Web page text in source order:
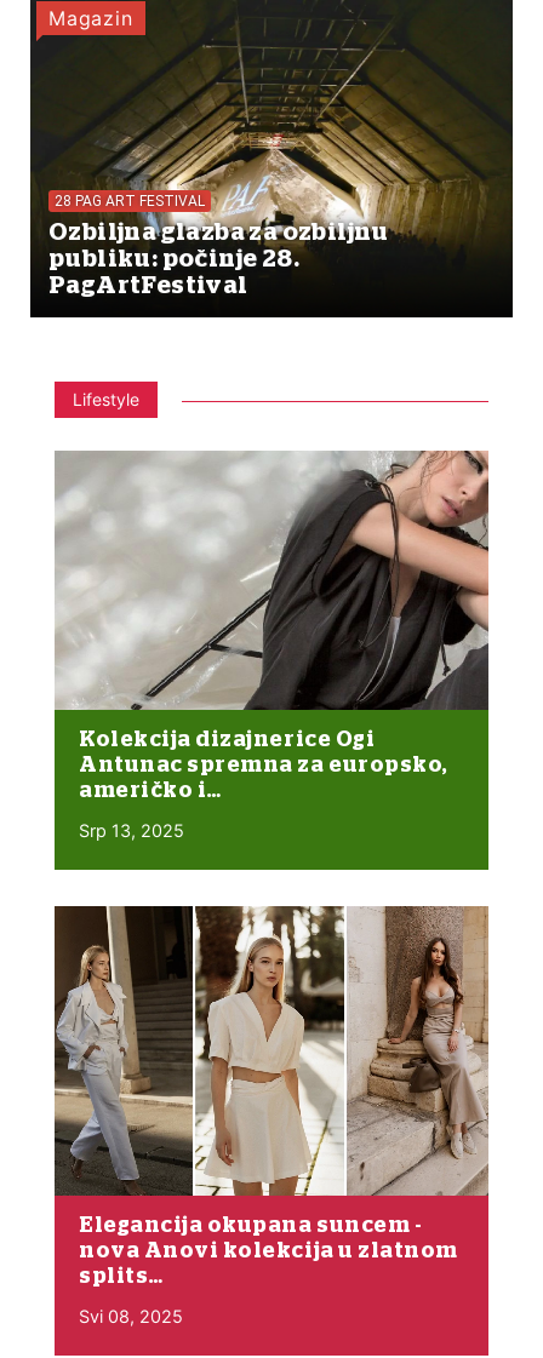
Magazin
28 PAG ART FESTIVAL
Ozbiljna glazba za ozbiljnu
publiku: počinje 28.
PagArtFestival
Lifestyle
Kolekcija dizajnerice Ogi
Antunac spremna za europsko,
američko i…
Srp 13, 2025
Elegancija okupana suncem -
nova Anovi kolekcija u zlatnom
splits…
Svi 08, 2025